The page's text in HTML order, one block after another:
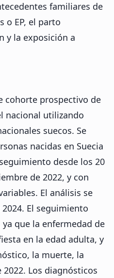
familiares de
o EP, el parto
y la exposición a
cohorte prospectivo de
nacional utilizando
suecos. Se
nacidas en Suecia
desde los 20
de 2022, y con
El análisis se
El seguimiento
que la enfermedad de
en la edad adulta, y
la muerte, la
Los diagnósticos